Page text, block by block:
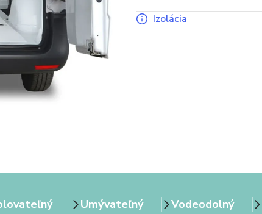
Izolácia
Umývateľný Vodeodolný